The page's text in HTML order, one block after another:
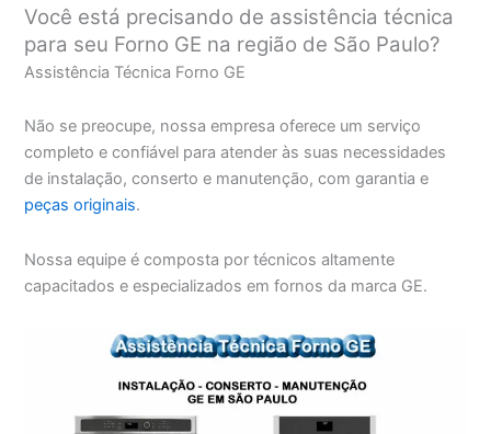
Você está precisando de assistência técnica
para seu Forno GE na região de São Paulo?
Assistência Técnica Forno GE
Não se preocupe, nossa empresa oferece um serviço
completo e confiável para atender às suas necessidades
de instalação, conserto e manutenção, com garantia e
peças originais.
Nossa equipe é composta por técnicos altamente
capacitados e especializados em fornos da marca GE.